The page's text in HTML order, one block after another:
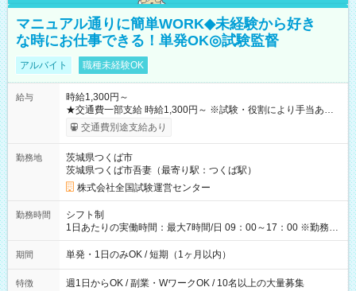
マニュアル通りに簡単WORK◆未経験から好き
な時にお仕事できる！単発OK◎試験監督
アルバイト 職種未経験OK
給与
時給1,300円～
★交通費一部支給 時給1,300円～ ※試験・役割により手当あり
※勤務回数により昇給あり 【即給（前払い）オプションあ
り！】 希望される場合、勤務から1週間ほどで給与の一部を受け
例】 ・河合塾模擬試験 8:30～17:30（休憩1時間） 時給1,300円
×8時間＝日収10,400円＋交通費 ※当日の役割により時給＋100
円の場合あり ・国家試験 7:00～13:30（休憩なし） 時給1,300
円（役割手当＋100円）×6時間＝日収8,400円＋交通費 【試用期
間】試用期間なし
交通費別途支給あり
勤務地
茨城県つくば市
茨城県つくば市吾妻（最寄り駅：つくば駅）
株式会社全国試験運営センター
勤務時間
シフト制
1日あたりの実働時間：最大7時間/日 09：00～17：00 ※勤務時
間は 試験により異なります。
期間 単発・1日のみOK / 短期（1ヶ月以内）
特徴 週1日からOK / 副業・WワークOK / 10名以上の大量募集